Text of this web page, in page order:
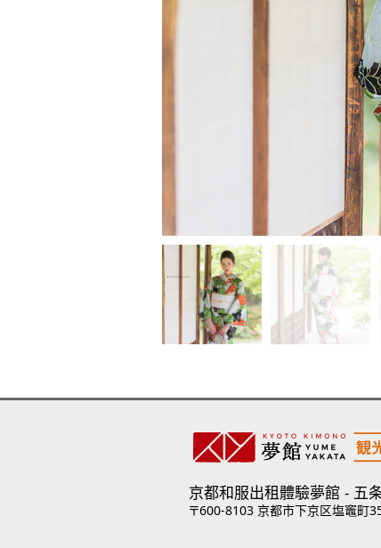
京都和服出租體驗夢館 五
〒600-8103 京都市下京区塩竈町